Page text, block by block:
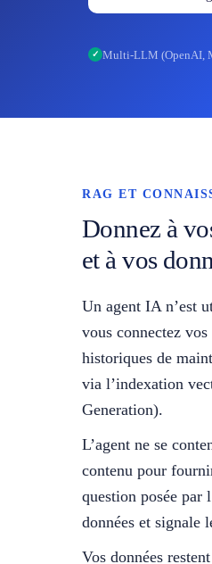
✓ Multi-LLM (OpenAI,
RAG ET
Donnez à
et à vos
Un agent IA n’est
vous connectez
historiques de
via l’indexation
Generation).
L’agent ne se
contenu pour
question posée par
données et signale
Vos données